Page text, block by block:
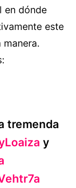
en dónde
este
tremenda
y